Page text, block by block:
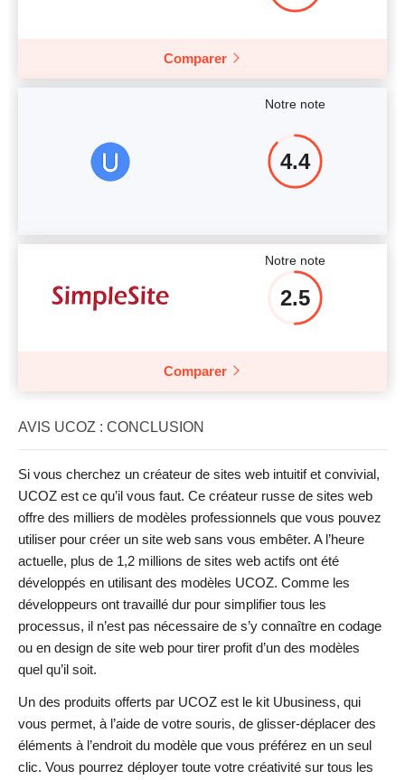
Comparer
Notre note
4.4
Notre note
2.5
Comparer
AVIS UCOZ : CONCLUSION
Si vous cherchez un créateur de sites web intuitif et convivial,
UCOZ est ce qu’il vous faut. Ce créateur russe de sites web
offre des milliers de modèles professionnels que vous pouvez
utiliser pour créer un site web sans vous embêter. A l’heure
actuelle, plus de 1,2 millions de sites web actifs ont été
développés en utilisant des modèles UCOZ. Comme les
développeurs ont travaillé dur pour simplifier tous les
processus, il n’est pas nécessaire de s’y connaître en codage
ou en design de site web pour tirer profit d’un des modèles
quel qu’il soit.
Un des produits offerts par UCOZ est le kit Ubusiness, qui
vous permet, à l’aide de votre souris, de glisser-déplacer des
éléments à l’endroit du modèle que vous préférez en un seul
clic. Vous pourrez déployer toute votre créativité sur tous les